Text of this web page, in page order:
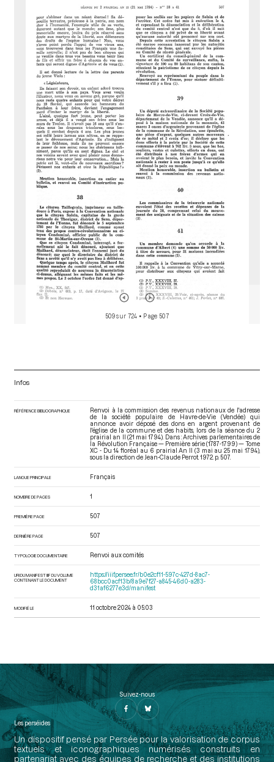
509 sur 724 • Page 507
Infos
RÉFÉRENCE BIBLIOGRAPHIQUE
Renvoi à la commission des revenus nationaux de l'adresse
de la société populaire de Havre-de-Vie (Vendée) qui
annonce avoir déposé des dons en argent provenant de
l'église de la commune et des habits, lors de la séance du 2
prairial an II (21 mai 1794). Dans : Archives parlementaires de
la Révolution Française — Première série (1787-1799) — Tome
XC - Du 14 floréal au 6 prairial An II (3 mai au 25 mai 1794),
sous la direction de Jean-Claude Perrot. 1972. p. 507.
LANGUE PRINCIPALE Français
NOMBRE DE PAGES 1
PREMIÈRE PAGE 507
DERNIÈRE PAGE 507
TYPOLOGIE DOCUMENTAIRE Renvoi aux comités
URI DU MANIFEST IIIF DU VOLUME
CONTENANT LE DOCUMENT
https://iiif.persee.fr/b0e2cf11-597c-427d-8ac7-
68bcc0acf13b/8a9e7f27-a845-46d0-a283-
d31af6277e3d/manifest
MODIFIÉ LE 11 octobre 2024 à 05:03
Suivez-nous
Les perséides
Un dispositif pensé par Persée pour la valorisation de corpus
textuels et iconographiques numérisés construits en
partenariat avec des équipes de recherche et des institutions